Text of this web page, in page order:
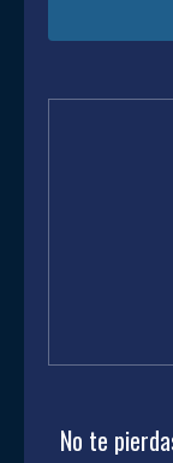
No te